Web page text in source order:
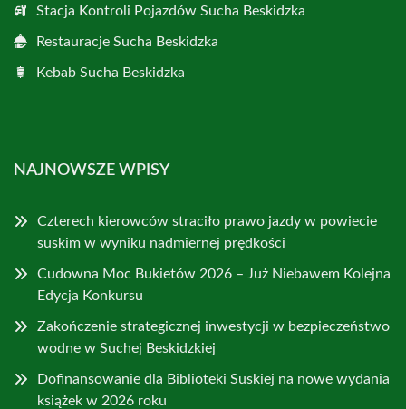
Stacja Kontroli Pojazdów Sucha Beskidzka
Restauracje Sucha Beskidzka
Kebab Sucha Beskidzka
NAJNOWSZE WPISY
Czterech kierowców straciło prawo jazdy w powiecie
suskim w wyniku nadmiernej prędkości
Cudowna Moc Bukietów 2026 – Już Niebawem Kolejna
Edycja Konkursu
Zakończenie strategicznej inwestycji w bezpieczeństwo
wodne w Suchej Beskidzkiej
Dofinansowanie dla Biblioteki Suskiej na nowe wydania
książek w 2026 roku